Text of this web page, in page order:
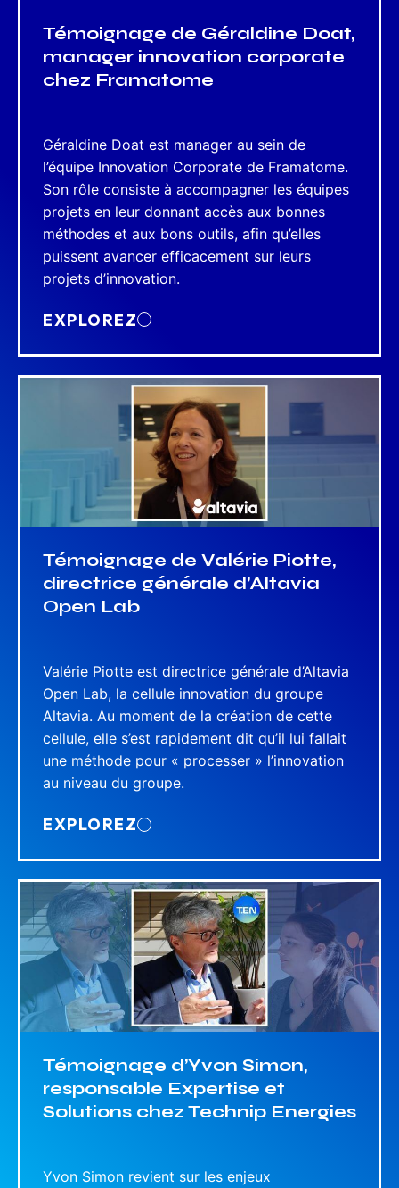
Témoignage de Géraldine Doat,
manager innovation corporate
chez Framatome
Géraldine Doat est manager au sein de
l’équipe Innovation Corporate de Framatome.
Son rôle consiste à accompagner les équipes
projets en leur donnant accès aux bonnes
méthodes et aux bons outils, afin qu’elles
puissent avancer efficacement sur leurs
projets d’innovation.
EXPLOREZ
Témoignage de Valérie Piotte,
directrice générale d’Altavia
Open Lab
Valérie Piotte est directrice générale d’Altavia
Open Lab, la cellule innovation du groupe
Altavia. Au moment de la création de cette
cellule, elle s’est rapidement dit qu’il lui fallait
une méthode pour « processer » l’innovation
au niveau du groupe.
EXPLOREZ
Témoignage d’Yvon Simon,
responsable Expertise et
Solutions chez Technip Energies
Yvon Simon revient sur les enjeux